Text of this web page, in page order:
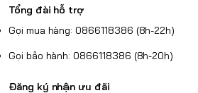
Tổng đài hỗ trợ
Gọi mua hàng: 0866118386 (8h-22h)
Gọi bảo hành: 0866118386 (8h-20h)
Đăng ký nhận ưu đãi